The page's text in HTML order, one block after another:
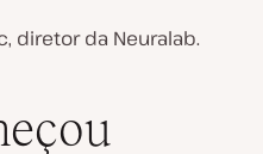
diretor da Neuralab.